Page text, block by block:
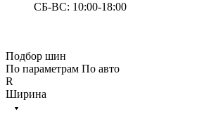
СБ-ВС: 10:00-18:00
Подбор шин
По параметрам По авто
R
Ширина